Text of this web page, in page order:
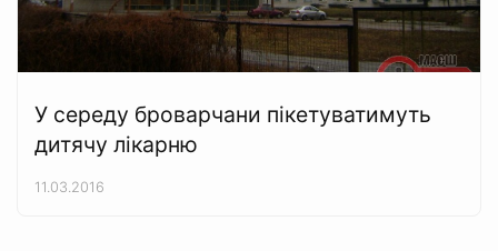
У середу броварчани пікетуватимуть
дитячу лікарню
11.03.2016